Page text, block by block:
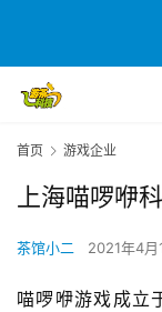
页
游
原
创
首页 游戏企业
上海喵啰咿
茶馆小二 2021年4
喵啰咿游戏成立